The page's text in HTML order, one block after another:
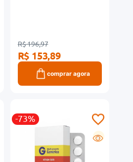
R$ 196,97
R$ 153,89
comprar agora
-73%
G